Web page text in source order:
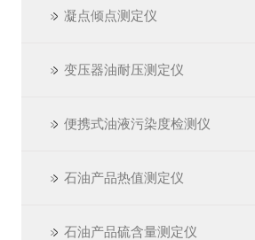
凝点倾点测定仪
变压器油耐压测定仪
便携式油液污染度检测仪
石油产品热值测定仪
石油产品硫含量测定仪